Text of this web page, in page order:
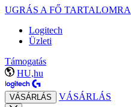
UGRÁS A FŐ TARTALOMRA
Logitech
Üzleti
Támogatás
HU,hu
VÁSÁRLÁS VÁSÁRLÁS